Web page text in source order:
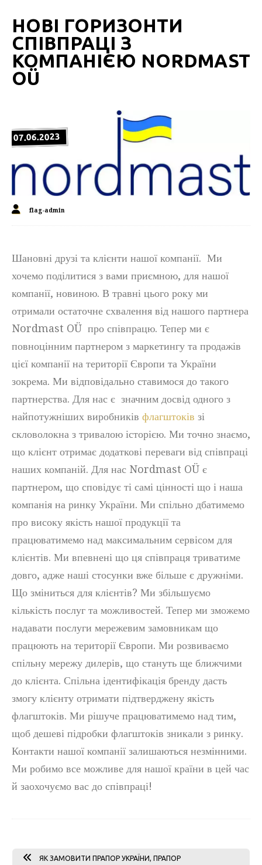
НОВІ ГОРИЗОНТИ
СПІВПРАЦІ З
КОМПАНІЄЮ NORDMAST
OÜ
07.06.2023
flag-admin
Шановні друзі та клієнти нашої компанії. Ми
хочемо поділитися з вами приємною, для нашої
компанії, новиною. В травні цього року ми
отримали остаточне схвалення від нашого партнера
Nordmast OÜ про співпрацю. Тепер ми є
повноцінним партнером з маркетингу та продажів
цієї компанії на території Європи та України
зокрема. Ми відповідально ставимося до такого
партнерства. Для нас є значним досвід одного з
найпотужніших виробників флагштоків зі
скловолокна з тривалою історією. Ми точно знаємо,
що клієнт отримає додаткові переваги від співпраці
наших компаній. Для нас Nordmast OÜ є
партнером, що сповідує ті самі цінності що і наша
компанія на ринку України. Ми спільно дбатимемо
про високу якість нашої продукції та
працюватимемо над максимальним сервісом для
клієнтів. Ми впевнені що ця співпраця триватиме
довго, адже наші стосунки вже більше є дружніми.
Що зміниться для клієнтів? Ми збільшуємо
кількість послуг та можливостей. Тепер ми зможемо
надавати послуги мережевим замовникам що
працюють на території Європи. Ми розвиваємо
спільну мережу дилерів, що стануть ще ближчими
до клієнта. Спільна ідентифікація бренду дасть
змогу клієнту отримати підтверджену якість
флагштоків. Ми рішуче працюватимемо над тим,
щоб дешеві підробки флагштоків зникали з ринку.
Контакти нашої компанії залишаються незмінними.
Ми робимо все можливе для нашої країни в цей час
й заохочуємо вас до співпраці!
ЯК ЗАМОВИТИ ПРАПОР УКРАЇНИ, ПРАПОР